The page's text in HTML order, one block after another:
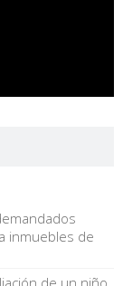
inmuebles de
de un niño